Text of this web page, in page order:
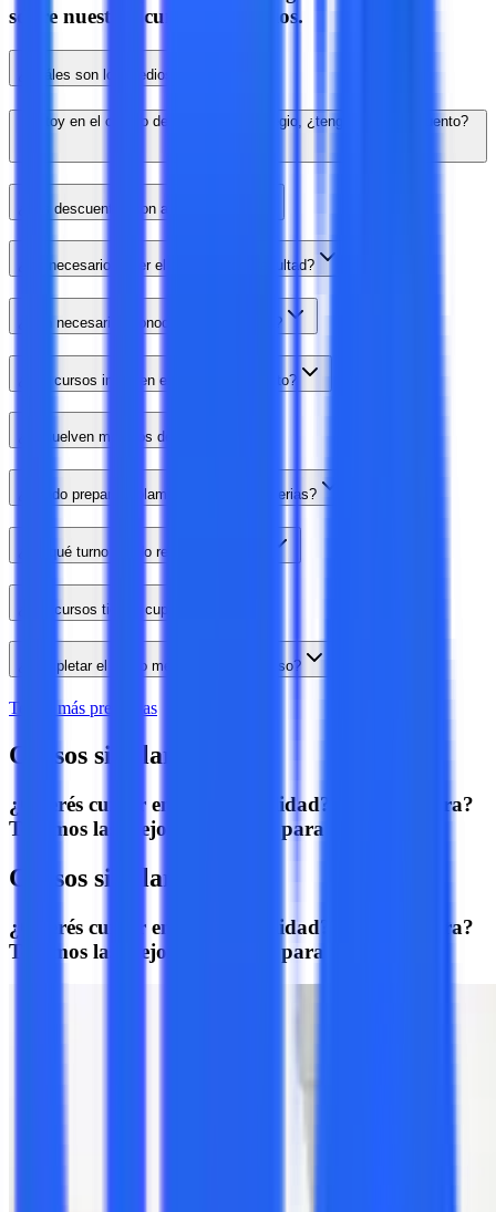
sobre nuestros cursos y servicios.
¿Cuáles son los medios de pago?
Estoy en el cuadro de honor de mi colegio, ¿tengo algún descuento?
¿Los descuentos son acumulables?
¿Es necesario hacer el cursillo de la facultad?
¿Son necesarios conocimientos previos?
¿Los cursos incluyen el material completo?
¿Resuelven modelos de examen?
¿Puedo preparar solamente algunas materias?
¿En qué turno puedo rendir el ingreso?
¿Los cursos tienen cupo?
¿Completar el curso me asegura el ingreso?
Tengo más preguntas
Cursos similares
¿Querés cursar en otra modalidad? ¿Otra carrera?
Tenemos las mejores opciones para vos.
Cursos similares
¿Querés cursar en otra modalidad? ¿Otra carrera?
Tenemos las mejores opciones para vos.